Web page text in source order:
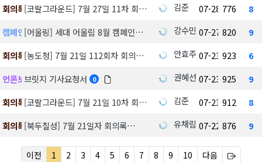
회의록
[코랄그라운드] 7월 27일 11차 회의록 김준 07-28 776
8
캠페인 요청서
[어울링] 세대 어울림 8월 캠페인화 요청 강수민 07-27 820
9
회의록
[농도청] 7월 21일 112회차 회의록 안효주07-23 923
6
언론보도/서포터즈
브릿지 기사요청서 0 권혜선 07-23 925
9
회의록
[코랄그라운드] 7월 21일 10차 회의록 김준 07-23 912
8
회의록
[북두칠성] 7월 21일자 회의록 유채림 07-22 876 9
이전 1 2 3 4 5 6 7 8 9 10 다음